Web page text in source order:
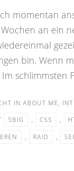
momentan
an ein
bin. Wenn
schlimmsten
IN ABOUT ME,
5BIG , CSS ,
, RAID ,